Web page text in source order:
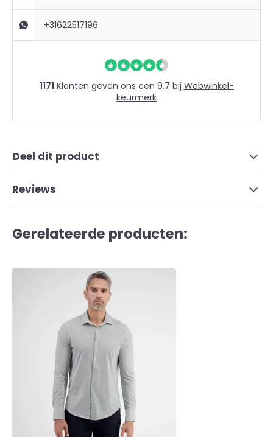
+31622517196
1171 Klanten geven ons een 9.7 bij Webwinkel-
keurmerk
Deel dit product
Reviews
Gerelateerde producten: